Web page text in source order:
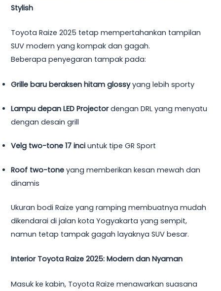
Stylish
Toyota Raize 2025 tetap mempertahankan tampilan
SUV modern yang kompak dan gagah.
Beberapa penyegaran tampak pada:
Grille baru beraksen hitam glossyyang lebih sporty
Lampu depan LED Projectordengan DRL yang menyatu
dengan desain grill
Velg two-tone 17 inci untuk tipe GR Sport
Roof two-tone yang memberikan kesan mewah dan
dinamis
Ukuran bodi Raize yang ramping membuatnya mudah
dikendarai di jalan kota Yogyakarta yang sempit,
namun tetap tampak gagah layaknya SUV besar.
Interior Toyota Raize 2025: Modern dan Nyaman
Masuk ke kabin, Toyota Raize menawarkan suasana